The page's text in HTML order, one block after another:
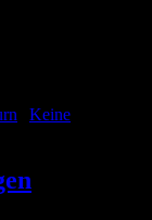
Keine